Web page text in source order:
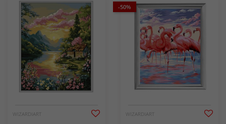
WIZARDIART
-50%
WIZARDIART